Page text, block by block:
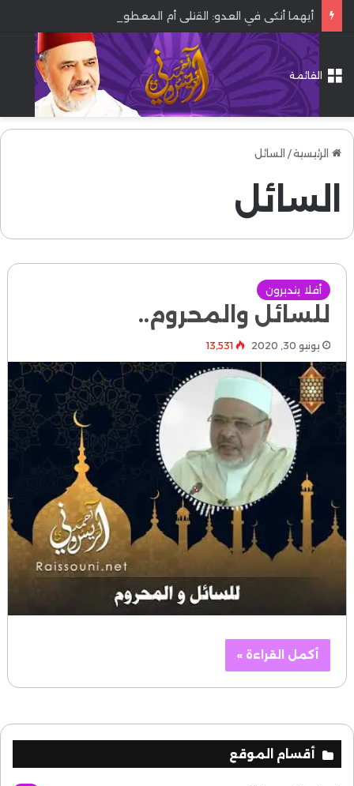
أيهما أنكى في العدو: القتلى أم المعطوبون؟
القائمة
الرئيسية/ السائل
السائل
أفلا يتدبرون
للسائل والمحروم..
يونيو 30, 2020 13٬531
أكمل القراءة »
أقسام الموقع